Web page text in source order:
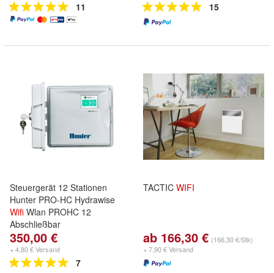
11 15
Steuergerät 12 Stationen
Hunter PRO-HC Hydrawise
Wifi Wlan PROHC 12
Abschließbar
350,00 €
+ 4,80 € Versand
7
TACTIC WIFI
ab 166,30 € (166,30 €/Stk)
+ 7,90 € Versand